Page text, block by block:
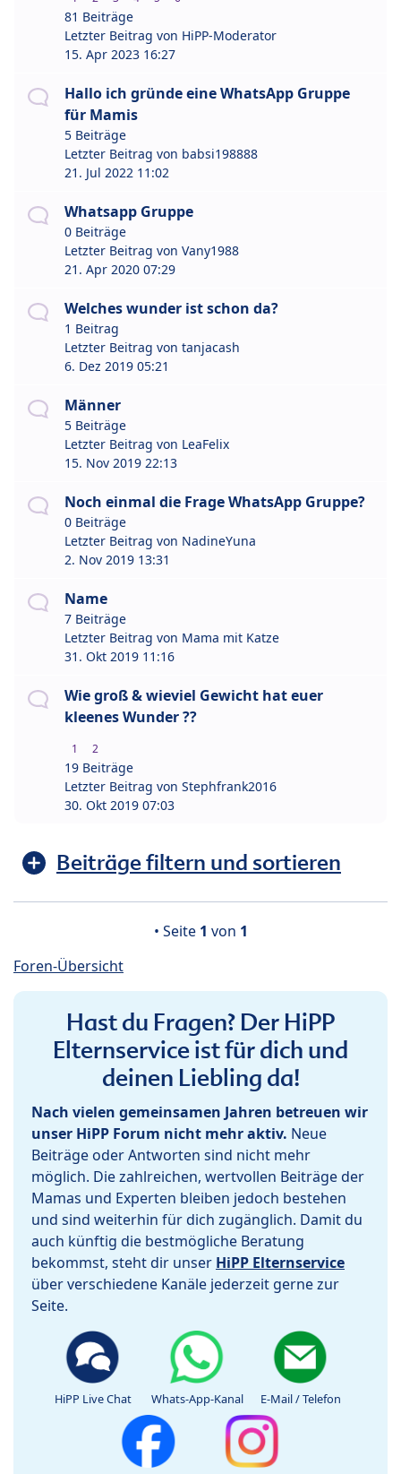
81 Beiträge
Letzter Beitrag von HiPP-Moderator
15. Apr 2023 16:27
Hallo ich gründe eine WhatsApp Gruppe
für Mamis
5 Beiträge
Letzter Beitrag von babsi198888
21. Jul 2022 11:02
Whatsapp Gruppe
0 Beiträge
Letzter Beitrag von Vany1988
21. Apr 2020 07:29
Welches wunder ist schon da?
1 Beitrag
Letzter Beitrag von tanjacash
6. Dez 2019 05:21
Männer
5 Beiträge
Letzter Beitrag von LeaFelix
15. Nov 2019 22:13
Noch einmal die Frage WhatsApp Gruppe?
0 Beiträge
Letzter Beitrag von NadineYuna
2. Nov 2019 13:31
Name
7 Beiträge
Letzter Beitrag von Mama mit Katze
31. Okt 2019 11:16
Wie groß & wieviel Gewicht hat euer
kleenes Wunder ??
1 2
19 Beiträge
Letzter Beitrag von Stephfrank2016
30. Okt 2019 07:03
Beiträge filtern und sortieren
• Seite 1 von 1
Foren-Übersicht
Hast du Fragen? Der HiPP
Elternservice ist für dich und
deinen Liebling da!
Nach vielen gemeinsamen Jahren betreuen wir
unser HiPP Forum nicht mehr aktiv. Neue
Beiträge oder Antworten sind nicht mehr
möglich. Die zahlreichen, wertvollen Beiträge der
Mamas und Experten bleiben jedoch bestehen
und sind weiterhin für dich zugänglich. Damit du
auch künftig die bestmögliche Beratung
bekommst, steht dir unser HiPP Elternservice
über verschiedene Kanäle jederzeit gerne zur
Seite.
HiPP Live Chat Whats-App-Kanal E-Mail / Telefon